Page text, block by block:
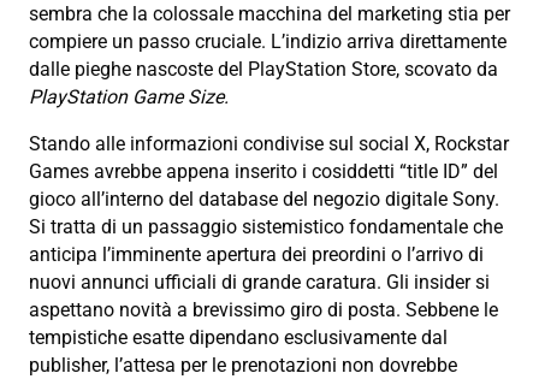
sembra che la colossale macchina del marketing stia per
compiere un passo cruciale. L’indizio arriva direttamente
dalle pieghe nascoste del PlayStation Store, scovato da
PlayStation Game Size.
Stando alle informazioni condivise sul social X, Rockstar
Games avrebbe appena inserito i cosiddetti “title ID” del
gioco all’interno del database del negozio digitale Sony.
Si tratta di un passaggio sistemistico fondamentale che
anticipa l’imminente apertura dei preordini o l’arrivo di
nuovi annunci ufficiali di grande caratura. Gli insider si
aspettano novità a brevissimo giro di posta. Sebbene le
tempistiche esatte dipendano esclusivamente dal
publisher, l’attesa per le prenotazioni non dovrebbe